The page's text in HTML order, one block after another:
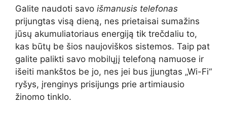
Galite naudoti savo išmanusis telefonas
prijungtas visą dieną, nes prietaisai sumažins
jūsų akumuliatoriaus energiją tik trečdaliu to,
kas būtų be šios naujoviškos sistemos. Taip pat
galite palikti savo mobilųjį telefoną namuose ir
išeiti mankštos be jo, nes jei bus įjungtas „Wi-Fi“
ryšys, įrenginys prisijungs prie artimiausio
žinomo tinklo.